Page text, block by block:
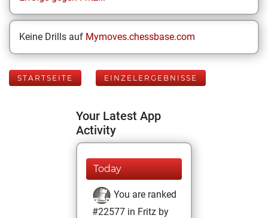
Keine Drills auf Mymoves.chessbase.com
STARTSEITE EINZELERGEBNISSE
Your Latest App
Activity
Today
You are ranked
#22577 in Fritz by